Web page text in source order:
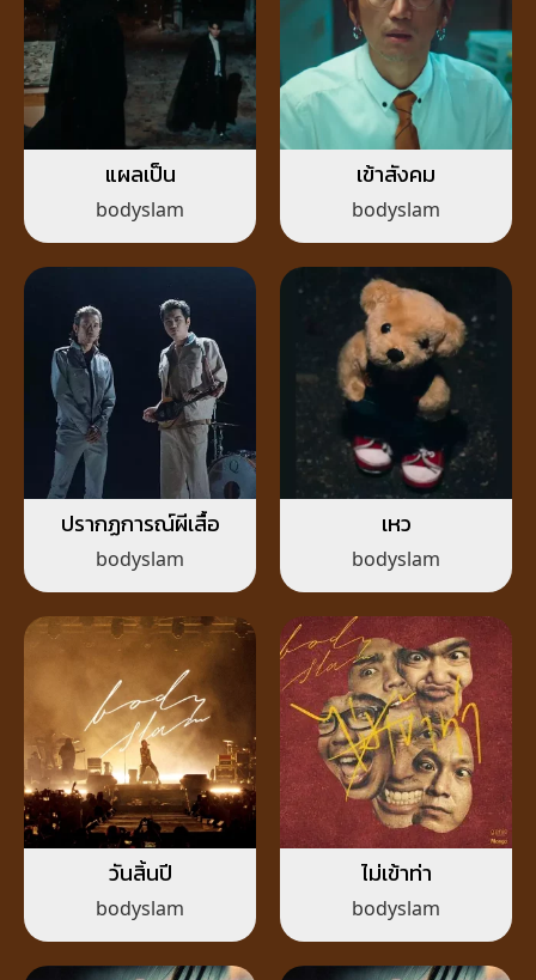
แผลเป็น
bodyslam
เข้าสังคม
bodyslam
ปรากฏการณ์ผีเสื้อ
bodyslam
เหว
bodyslam
วันสิ้นปี
bodyslam
ไม่เข้าท่า
bodyslam